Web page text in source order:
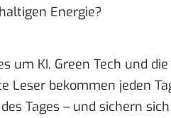
Energie?
um KI, Green Tech und die
bekommen jeden
Tages – und sichern